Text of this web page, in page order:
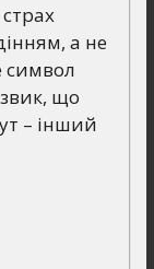
а не
символ
що
– інший